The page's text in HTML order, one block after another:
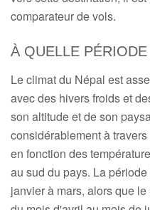
comparateur de vols.
À QUELLE
Le climat du Népal est
avec des hivers froids et
son altitude et de son
considérablement à
en fonction des
au sud du pays. La
janvier à mars, alors que